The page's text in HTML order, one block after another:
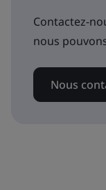
Contactez-
nous
Nous